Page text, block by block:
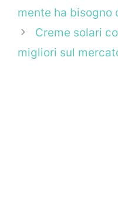
mente ha bisogno
Creme solari
migliori sul